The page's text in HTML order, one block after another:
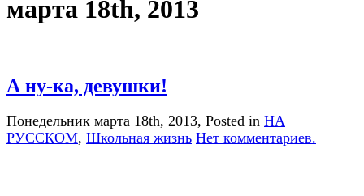
марта 18th, 2013
А ну-ка, девушки!
Понедельник марта 18th, 2013, Posted in НА
РУССКОМ, Школьная жизнь Нет комментариев.